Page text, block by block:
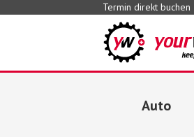
Termin direkt buchen
Auto